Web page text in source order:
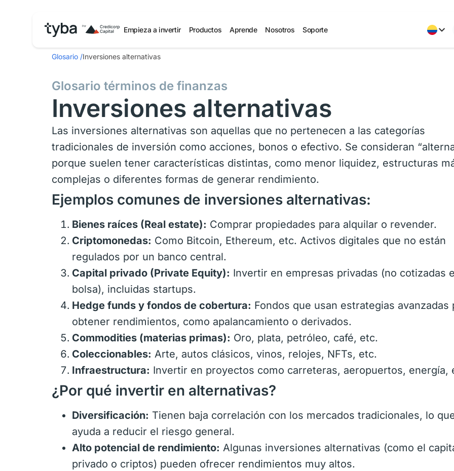
Empieza a invertir Productos Aprende Nosotros Soporte
Glosario /Inversiones alternativas
Glosario términos de finanzas
Inversiones alternativas
Las inversiones alternativas son aquellas que no pertenecen a las categorías
tradicionales de inversión como acciones, bonos o efectivo. Se consideran
porque suelen tener características distintas, como menor liquidez, estructuras
complejas o diferentes formas de generar rendimiento.
Ejemplos comunes de inversiones alternativas:
Bienes raíces (Real estate): Comprar propiedades para alquilar o revender.
Criptomonedas: Como Bitcoin, Ethereum, etc. Activos digitales que no están
regulados por un banco central.
Capital privado (Private Equity): Invertir en empresas privadas (no cotizadas
bolsa), incluidas startups.
Hedge funds y fondos de cobertura: Fondos que usan estrategias avanzadas
obtener rendimientos, como apalancamiento o derivados.
Commodities (materias primas): Oro, plata, petróleo, café, etc.
Coleccionables: Arte, autos clásicos, vinos, relojes, NFTs, etc.
Infraestructura: Invertir en proyectos como carreteras, aeropuertos, energía,
¿Por qué invertir en alternativas?
Diversificación: Tienen baja correlación con los mercados tradicionales, lo
ayuda a reducir el riesgo general.
Alto potencial de rendimiento: Algunas inversiones alternativas (como el
privado o criptos) pueden ofrecer rendimientos muy altos.